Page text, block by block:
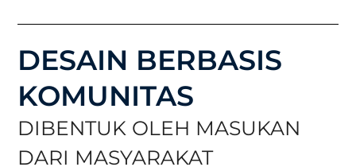
DESAIN BERBASIS
KOMUNITAS
DIBENTUK OLEH MASUKAN
DARI MASYARAKAT